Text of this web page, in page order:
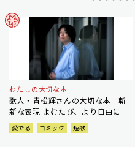
わたしの大切な本
歌人・青松輝さんの大切な本 斬
新な表現 よむたび、より自由に
愛でる コミック 短歌